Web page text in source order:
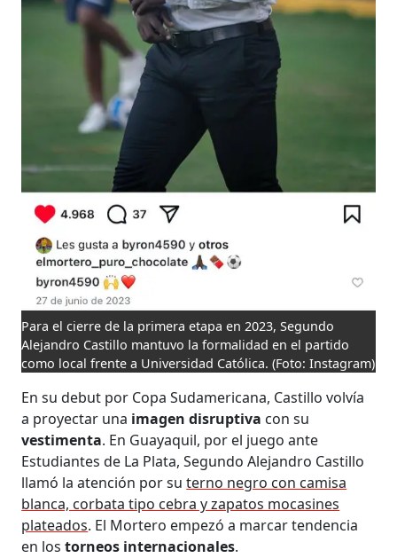
Para el cierre de la primera etapa en 2023, Segundo
Alejandro Castillo mantuvo la formalidad en el partido
como local frente a Universidad Católica. (Foto: Instagram)
En su debut por Copa Sudamericana, Castillo volvía
a proyectar una imagen disruptiva con su
vestimenta. En Guayaquil, por el juego ante
Estudiantes de La Plata, Segundo Alejandro Castillo
llamó la atención por suterno negro con camisa
blanca, corbata tipo cebra y zapatos mocasines
plateados. El Mortero empezó a marcar tendencia
en lostorneos internacionales.